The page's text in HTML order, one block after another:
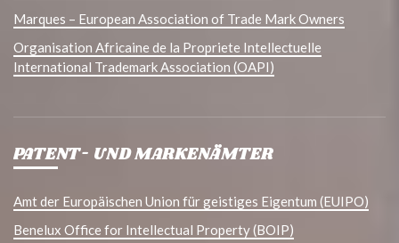
Marques – European Association of Trade Mark Owners
Organisation Africaine de la Propriete Intellectuelle
International Trademark Association (OAPI)
PATENT- UND MARKENÄMTER
Amt der Europäischen Union für geistiges Eigentum (EUIPO)
Benelux Office for Intellectual Property (BOIP)